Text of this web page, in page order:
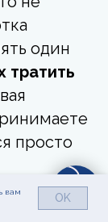
один
тратить
просто
никак
сферой.
вам
OK